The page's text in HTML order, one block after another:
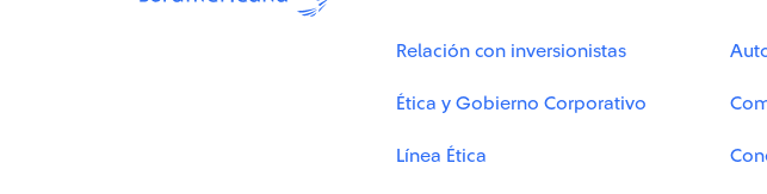
Relación con inversionistas
Ética y Gobierno Corporativo
Línea Ética